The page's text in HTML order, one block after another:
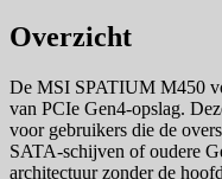
Overzicht
De MSI SPATIUM M450
van PCIe Gen4-opslag.
voor gebruikers die de
SATA-schijven of oudere
architectuur zonder de